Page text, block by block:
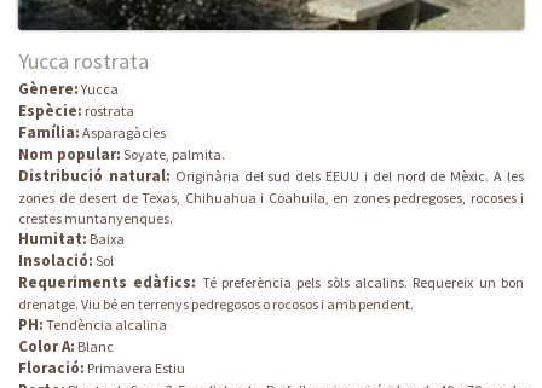
Yucca rostrata
Gènere:Yucca
Espècie: rostrata
Família: Asparagàcies
Nom popular: Soyate, palmita.
Distribució natural: Originària del sud dels EEUU i del nord de Mèxic. A les
zones de desert de Texas, Chihuahua i Coahuila, en zones pedregoses, rocoses i
crestes muntanyenques.
Humitat: Baixa
Insolació: Sol
Requeriments edàfics: Té preferència pels sòls alcalins. Requereix un bon
drenatge. Viu bé en terrenys pedregosos o rocosos i amb pendent.
PH: Tendència alcalina
Color A: Blanc
Floració: Primavera Estiu